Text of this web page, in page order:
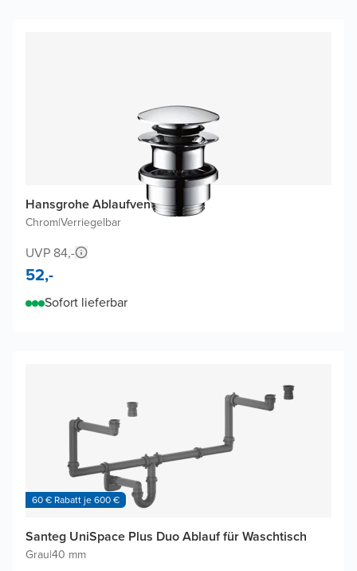
Hansgrohe Ablaufventil
Chrom|Verriegelbar
UVP 84,-
52,-
Sofort lieferbar
60 € Rabatt je 600 €
Santeg UniSpace Plus Duo Ablauf für Waschtisch
Grau|40 mm